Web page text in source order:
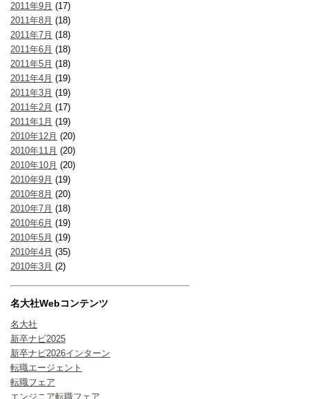
2011年9月 (17)
2011年8月 (18)
2011年7月 (18)
2011年6月 (18)
2011年5月 (18)
2011年4月 (19)
2011年3月 (19)
2011年2月 (17)
2011年1月 (19)
2010年12月 (20)
2010年11月 (20)
2010年10月 (20)
2010年9月 (19)
2010年8月 (20)
2010年7月 (18)
2010年6月 (19)
2010年5月 (19)
2010年4月 (35)
2010年3月 (2)
名大社Webコンテンツ
名大社
新卒ナビ2025
新卒ナビ2026インターン
転職エージェント
転職フェア
エンジニア転職フェア